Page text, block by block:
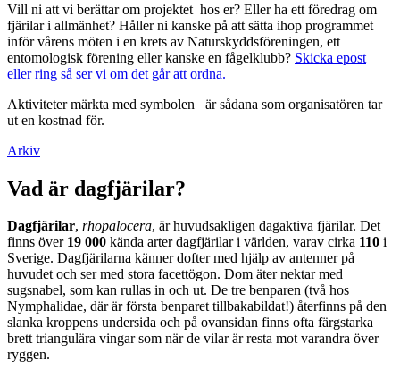
Vill ni att vi berättar om projektet hos er? Eller ha ett föredrag om
fjärilar i allmänhet? Håller ni kanske på att sätta ihop programmet
inför vårens möten i en krets av Naturskyddsföreningen, ett
entomologisk förening eller kanske en fågelklubb? Skicka epost
eller ring så ser vi om det går att ordna.
Aktiviteter märkta med symbolen
är sådana som organisatören tar
ut en kostnad för.
Arkiv
Vad är dagfjärilar?
Dagfjärilar, rhopalocera, är huvudsakligen dagaktiva fjärilar. Det
finns över 19 000 kända arter dagfjärilar i världen, varav cirka 110 i
Sverige. Dagfjärilarna känner dofter med hjälp av antenner på
huvudet och ser med stora facettögon. Dom äter nektar med
sugsnabel, som kan rullas in och ut. De tre benparen (två hos
Nymphalidae, där är första benparet tillbakabildat!) återfinns på den
slanka kroppens undersida och på ovansidan finns ofta färgstarka
brett triangulära vingar som när de vilar är resta mot varandra över
ryggen.